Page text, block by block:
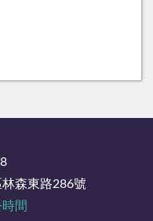
森東路286號
間